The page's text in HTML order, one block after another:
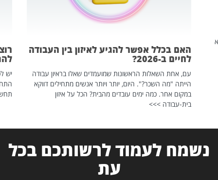
האם בכלל אפשר להגיע לאיזון בין העבודה
לחיים ב-2026?
עם, אחת השאלות הראשונות שמועמדים שאלו בראיון עבודה
הייתה "מה השכר?". היום, יותר ויותר אנשים מתחילים דווקא
במקום אחר. כמה ימים עובדים מהבית? הכל על איזון
בית-עבודה >>>
יש
נשמח לעמוד לרשותכם בכל
עת